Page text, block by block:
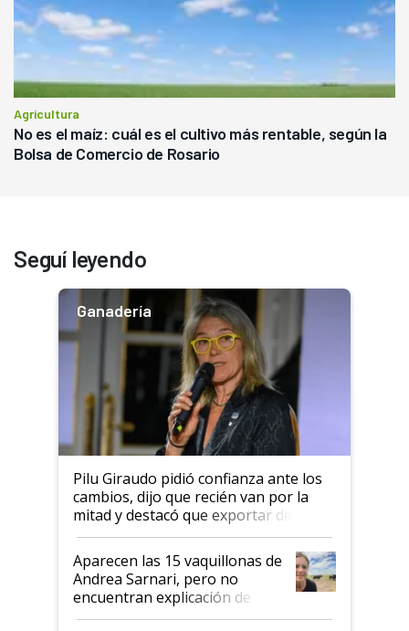
Agricultura
No es el maíz: cuál es el cultivo más rentable, según la
Bolsa de Comercio de Rosario
Seguí leyendo
Ganadería
Pilu Giraudo pidió confianza ante los
cambios, dijo que recién van por la
mitad y destacó que exportar dejó de
ser "para unos pocos": "Tenemos un
mandato muy claro del gobierno
nacional"
Aparecen las 15 vaquillonas de
Andrea Sarnari, pero no
encuentran explicación de
cómo llegaron allí